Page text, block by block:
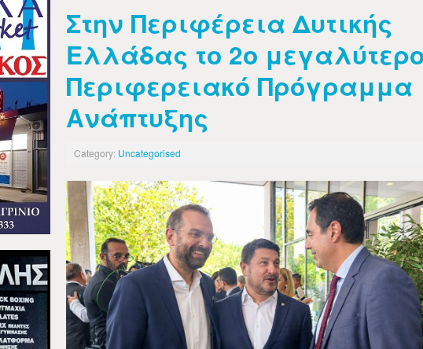
Στην Περιφέρεια Δυτικής
Ελλάδας το 2ο
Περιφερειακό Πρόγραμμα
Ανάπτυξης
Category: Uncategorised